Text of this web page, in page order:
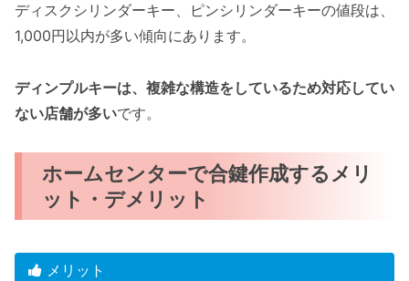
ディスクシリンダーキー、ピンシリンダーキーの値段は、
1,000円以内が多い傾向にあります。
ディンプルキーは、複雑な構造をしているため対応してい
ない店舗が多いです。
ホームセンターで合鍵作成するメリ
ット・デメリット
メリット